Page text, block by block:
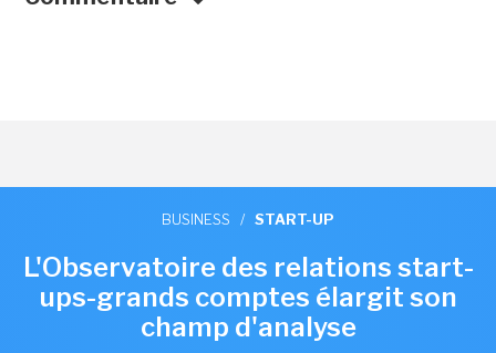
BUSINESS / START-UP
L'Observatoire des relations start-
ups-grands comptes élargit son
champ d'analyse